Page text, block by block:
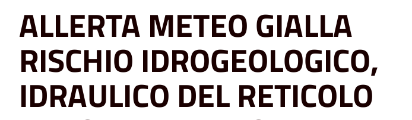
ALLERTA METEO GIALLA
RISCHIO IDROGEOLOGICO,
IDRAULICO DEL RETICOLO